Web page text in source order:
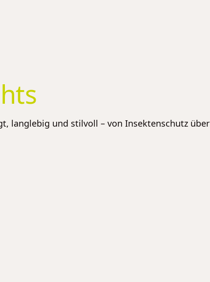
langlebig und stilvoll – von Insektenschutz über